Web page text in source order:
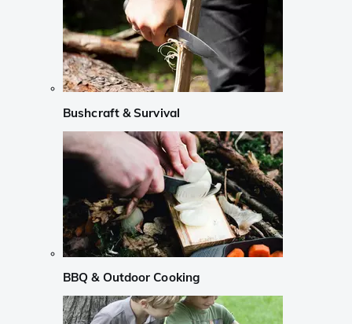
Bushcraft & Survival
BBQ & Outdoor Cooking